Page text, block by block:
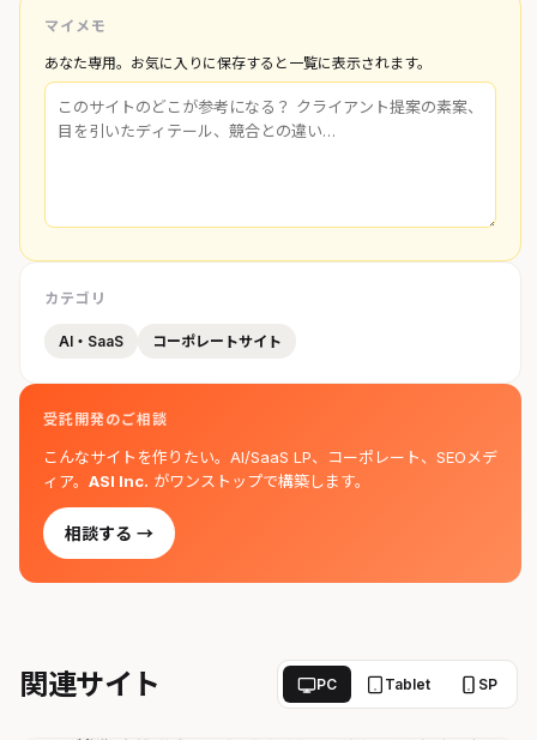
マイメモ
あなた専用。お気に入りに保存すると一覧に表示されます。
カテゴリ
AI・SaaS コーポレートサイト
受託開発のご相談
こんなサイトを作りたい。AI/SaaS LP、コーポレート、SEOメデ
ィア。 ASI Inc. がワンストップで構築します。
相談する →
関連サイト PC Tablet SP